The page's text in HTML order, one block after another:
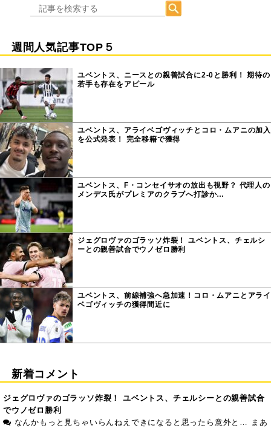
週間人気記事TOP５
ユベントス、ニースとの親善試合に2-0と勝利！ 期待の
若手も存在をアピール
ユベントス、アライベゴヴィッチとコロ・ムアニの加入
を公式発表！ 完全移籍で獲得
ユベントス、F・コンセイサオの放出も視野？ 代理人の
メンデス氏がプレミアのクラブへ打診か…
ジェグロヴァのゴラッソ炸裂！ ユベントス、チェルシ
ーとの親善試合でウノゼロ勝利
ユベントス、前線補強へ急加速！コロ・ムアニとアライ
ベゴヴィッチの獲得間近に
新着コメント
ジェグロヴァのゴラッソ炸裂！ ユベントス、チェルシーとの親善試合
でウノゼロ勝利
なんかもっと見ちゃいらんねえできになると思ったら意外と… まあ